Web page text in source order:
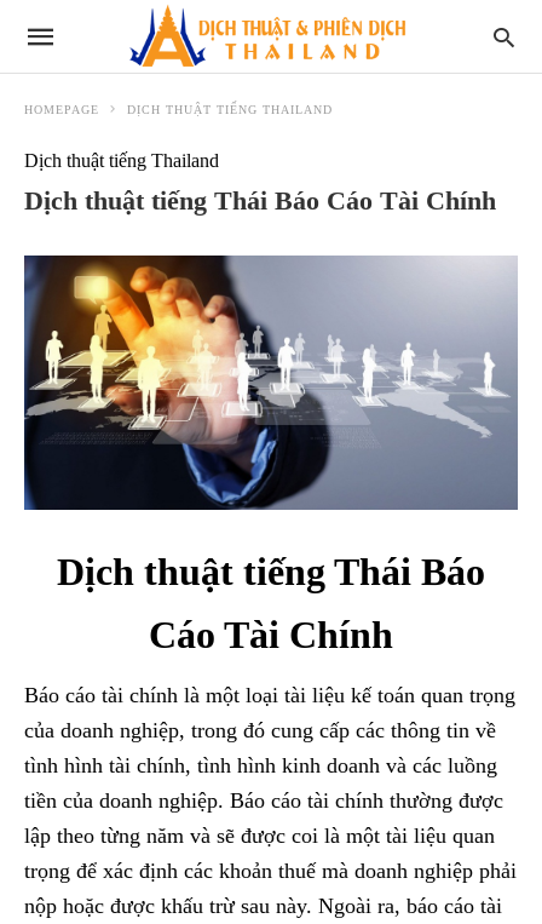
HOMEPAGE DỊCH THUẬT TIẾNG THAILAND
Dịch thuật tiếng Thailand
Dịch thuật tiếng Thái Báo Cáo Tài Chính
Dịch thuật tiếng Thái Báo
Cáo Tài Chính
Báo cáo tài chính là một loại tài liệu kế toán quan trọng
của doanh nghiệp, trong đó cung cấp các thông tin về
tình hình tài chính, tình hình kinh doanh và các luồng
tiền của doanh nghiệp. Báo cáo tài chính thường được
lập theo từng năm và sẽ được coi là một tài liệu quan
trọng để xác định các khoản thuế mà doanh nghiệp phải
nộp hoặc được khấu trừ sau này. Ngoài ra, báo cáo tài